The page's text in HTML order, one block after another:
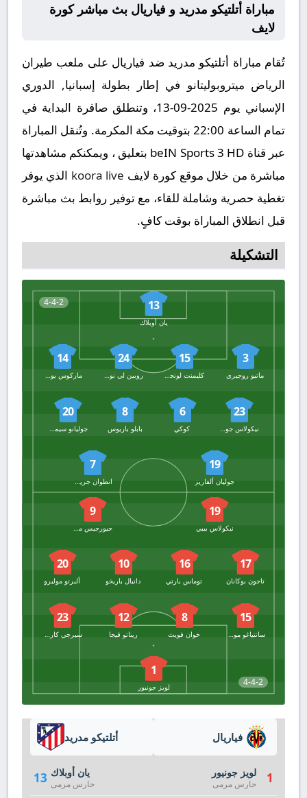
مباراة أتلتيكو مدريد و فياريال بث مباشر كورة
لايف
تُقام مباراة أتلتيكو مدريد ضد فياريال على ملعب طيران
الرياض ميتروبوليتانو في إطار بطولة إسبانيا, الدوري
الإسباني يوم 2025-09-13، وتنطلق صافرة البداية في
تمام الساعة 22:00 بتوقيت مكة المكرمة. وتُنقل المباراة
عبر قناة beIN Sports 3 HD بتعليق ، ويمكنكم مشاهدتها
مباشرة من خلال موقع كورة لايف koora live الذي يوفر
تغطية حصرية وشاملة للقاء، مع توفير روابط بث مباشرة
قبل انطلاق المباراة بوقت كافٍ.
التشكيلة
4-4-2 13
يان أوبلاك
3
ماتيو روجيري
15
كليمنت لونجليه
24
روبين لي نورماند
14
ماركوس يورينتي
23
6
كوكي
8
بابلو باريوس
20
19
جوليان ألفاريز
7
انطوان جريزمان
4-4-2
19
نيكولاس بيبي
9
جيورجيس ميكاوتادزي
17
تاجون بوكانان
16
توماس بارتي
10
دانيال باريخو
20
ألبرتو موليرو
15
8
خوان فويث
12
ريناتو فيجا
23
1
لويز جونيور
أتلتيكو مدريد
13 يان أوبلاك
حارس مرمى
فياريال
1 لويز جونيور
حارس مرمى